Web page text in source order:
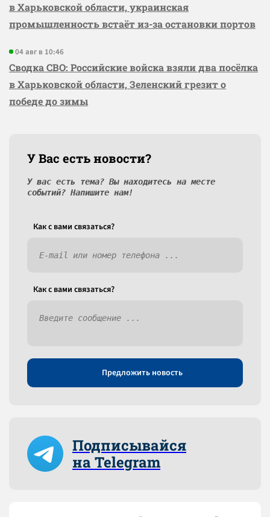
в Харьковской области, украинская
промышленность встаёт из-за остановки портов
04 авг в 10:46
Сводка СВО: Российские войска взяли два посёлка
в Харьковской области, Зеленский грезит о
победе до зимы
У Вас есть новости?
У вас есть тема? Вы находитесь на месте
событий? Напишите нам!
Как c вами связаться?
Как c вами связаться?
Предложить новость
Подписывайся
на Telegram